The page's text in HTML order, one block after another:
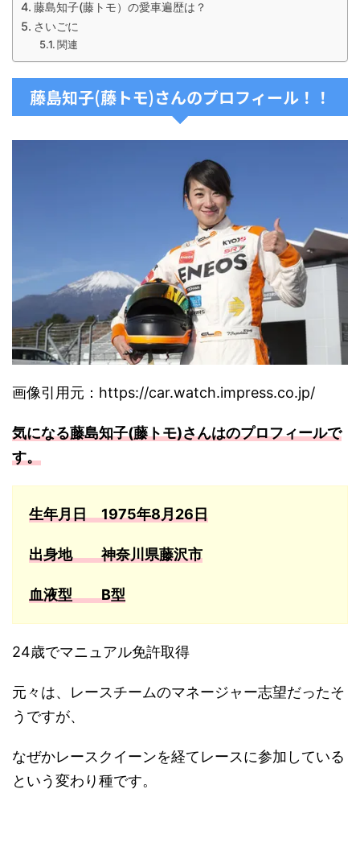
藤島知子(藤トモ）の愛車遍歴は？
さいごに
関連
藤島知子(藤トモ)さんのプロフィール！！
画像引用元：https://car.watch.impress.co.jp/
気になる藤島知子(藤トモ)さんはのプロフィールで
す。
生年月日1975年8月26日
出身地神奈川県藤沢市
血液型B型
24歳でマニュアル免許取得
元々は、レースチームのマネージャー志望だったそ
うですが、
なぜかレースクイーンを経てレースに参加している
という変わり種です。